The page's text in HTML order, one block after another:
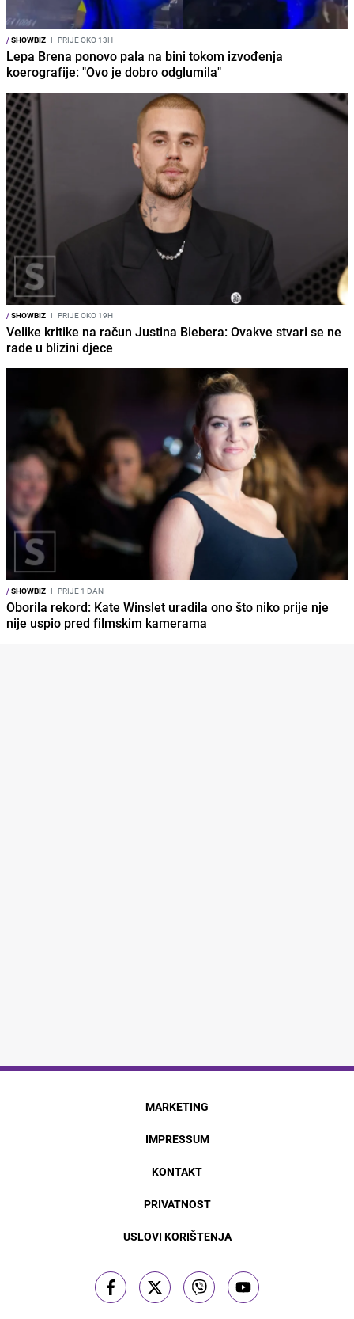
/SHOWBIZ I PRIJE OKO 13H
Lepa Brena ponovo pala na bini tokom izvođenja
koerografije: "Ovo je dobro odglumila"
/SHOWBIZ I PRIJE OKO 19H
Velike kritike na račun Justina Biebera: Ovakve stvari se ne
rade u blizini djece
/SHOWBIZ I PRIJE 1 DAN
Oborila rekord: Kate Winslet uradila ono što niko prije nje
nije uspio pred filmskim kamerama
MARKETING
IMPRESSUM
KONTAKT
PRIVATNOST
USLOVI KORIŠTENJA